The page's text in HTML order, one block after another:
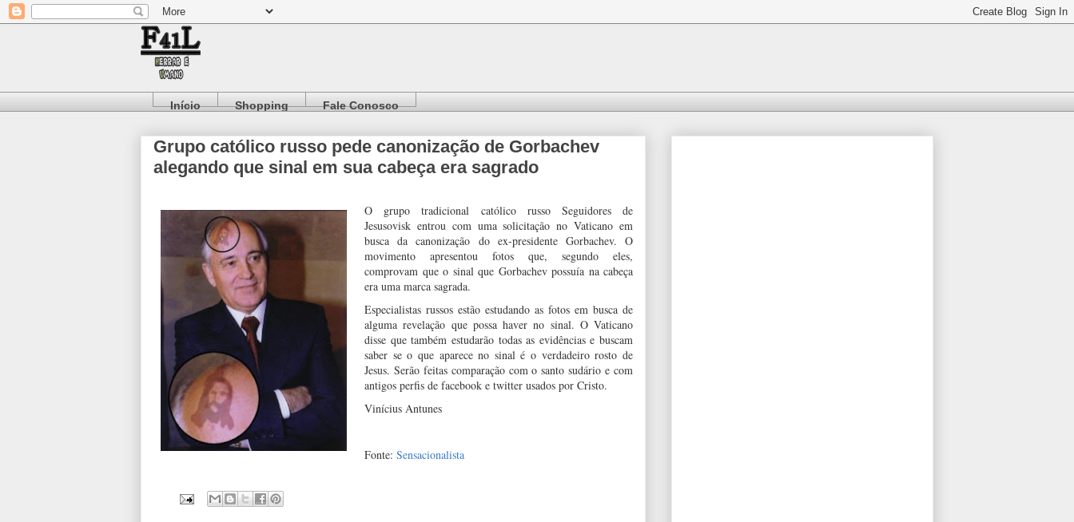
Início Shopping Fale Conosco
Grupo católico russo pede canonização de Gorbachev
alegando que sinal em sua cabeça era sagrado
O grupo tradicional católico russo Seguidores de
Jesusovisk entrou com uma solicitação no Vaticano em
busca da canonização do ex-presidente Gorbachev. O
movimento apresentou fotos que, segundo eles,
comprovam que o sinal que Gorbachev possuía na cabeça
era uma marca sagrada.
Especialistas russos estão estudando as fotos em busca de
alguma revelação que possa haver no sinal. O Vaticano
disse que também estudarão todas as evidências e buscam
saber se o que aparece no sinal é o verdadeiro rosto de
Jesus. Serão feitas comparação com o santo sudário e com
antigos perfis de facebook e twitter usados por Cristo.
Vinícius Antunes
Fonte: Sensacionalista